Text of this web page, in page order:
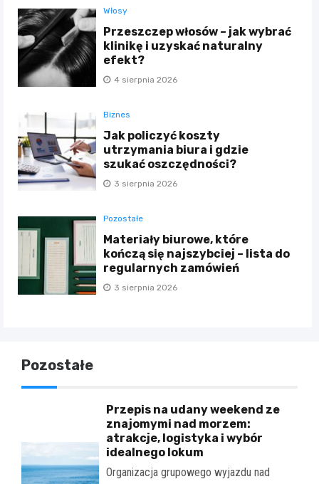
Włosy
Przeszczep włosów – jak wybrać
klinikę i uzyskać naturalny
efekt?
4 sierpnia 2026
Biznes
Jak policzyć koszty
utrzymania biura i gdzie
szukać oszczędności?
3 sierpnia 2026
Pozostałe
Materiały biurowe, które
kończą się najszybciej – lista do
regularnych zamówień
3 sierpnia 2026
Pozostałe
Przepis na udany weekend ze
znajomymi nad morzem:
atrakcje, logistyka i wybór
idealnego lokum
Organizacja grupowego wyjazdu nad